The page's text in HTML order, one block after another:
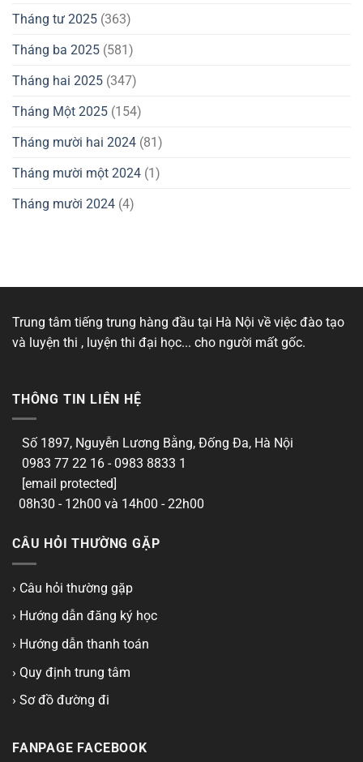
Tháng tư 2025 (363)
Tháng ba 2025 (581)
Tháng hai 2025 (347)
Tháng Một 2025 (154)
Tháng mười hai 2024 (81)
Tháng mười một 2024 (1)
Tháng mười 2024 (4)
Trung tâm tiếng trung hàng đầu tại Hà Nội về việc đào tạo
và luyện thi , luyện thi đại học... cho người mất gốc.
THÔNG TIN LIÊN HỆ
Số 1897, Nguyễn Lương Bằng, Đống Đa, Hà Nội
0983 77 22 16 - 0983 8833 1
[email protected]
08h30 - 12h00 và 14h00 - 22h00
CÂU HỎI THƯỜNG GẶP
› Câu hỏi thường gặp
› Hướng dẫn đăng ký học
› Hướng dẫn thanh toán
› Quy định trung tâm
› Sơ đồ đường đi
FANPAGE FACEBOOK